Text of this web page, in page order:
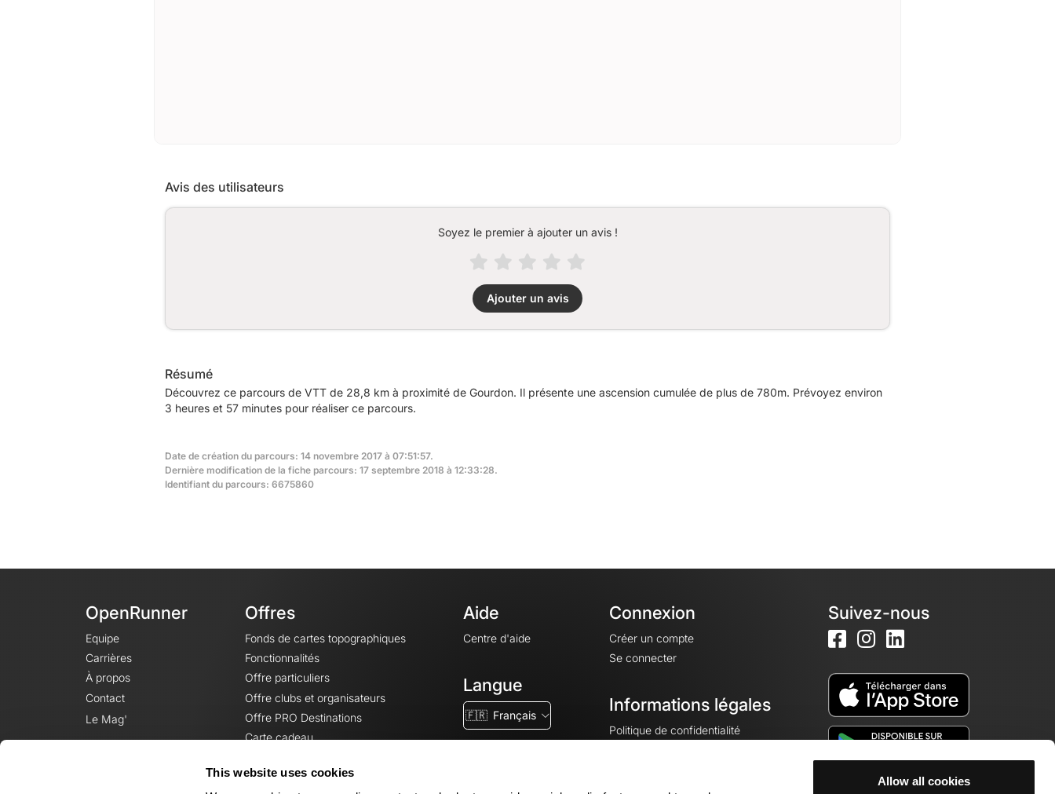
This website uses cookies
Allow all cookies
Avis des utilisateurs
Soyez le premier à ajouter un avis !
Ajouter un avis
Résumé
Découvrez ce parcours de VTT de 28,8 km à proximité de Gourdon. Il présente une ascension cumulée de plus de 780m. Prévoyez environ
3 heures et 57 minutes pour réaliser ce parcours.
Date de création du parcours: 14 novembre 2017 à 07:51:57.
Dernière modification de la fiche parcours: 17 septembre 2018 à 12:33:28.
Identifiant du parcours: 6675860
OpenRunner
Equipe
Carrières
À propos
Contact
Le Mag'
Offres
Fonds de cartes topographiques
Fonctionnalités
Offre particuliers
Offre clubs et organisateurs
Offre PRO Destinations
Carte cadeau
Aide
Centre d'aide
Langue
🇫🇷 Français
Connexion
Créer un compte
Se connecter
Informations légales
Politique de confidentialité
Mentions légales
Suivez-nous